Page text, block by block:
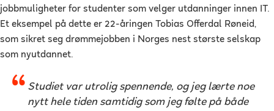
jobbmuligheter for studenter som velger utdanninger innen IT.
Et eksempel på dette er 22-åringen Tobias Offerdal Røneid,
som sikret seg drømmejobben i Norges nest største selskap
som nyutdannet.
Studiet var utrolig spennende, og jeg lærte noe
nytt hele tiden samtidig som jeg følte på både